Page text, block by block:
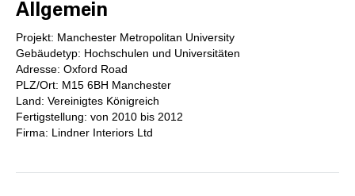
Allgemein
Projekt: Manchester Metropolitan University
Gebäudetyp: Hochschulen und Universitäten
Adresse: Oxford Road
PLZ/Ort: M15 6BH Manchester
Land: Vereinigtes Königreich
Fertigstellung: von 2010 bis 2012
Firma: Lindner Interiors Ltd